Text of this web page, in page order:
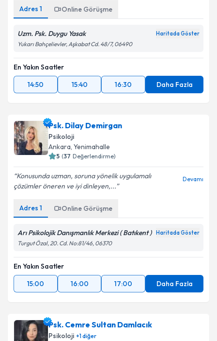
Adres 1 Online Görüşme
Uzm. Psk. Duygu Yasak Haritada Göster
Yukarı Bahçelievler, Aşkabat Cd. 48/7, 06490
En Yakın Saatler
14:50
15:40 16:30 Daha Fazla
Psk. Dilay Demirgan
Psikoloji
Ankara, Yenimahalle
5 (37 Değerlendirme)
Konusunda uzman, soruna yönelik uygulamalı
çözümler öneren ve iyi dinleyen,...
Devamı
Adres 1 Online Görüşme
Arı Psikolojik Danışmanlık Merkezi ( Batıkent ) Haritada Göster
Turgut Özal, 20. Cd. No:81/46, 06370
En Yakın Saatler
15:00
16:00 17:00 Daha Fazla
Psk. Cemre Sultan Damlacık
Psikoloji +1diğer